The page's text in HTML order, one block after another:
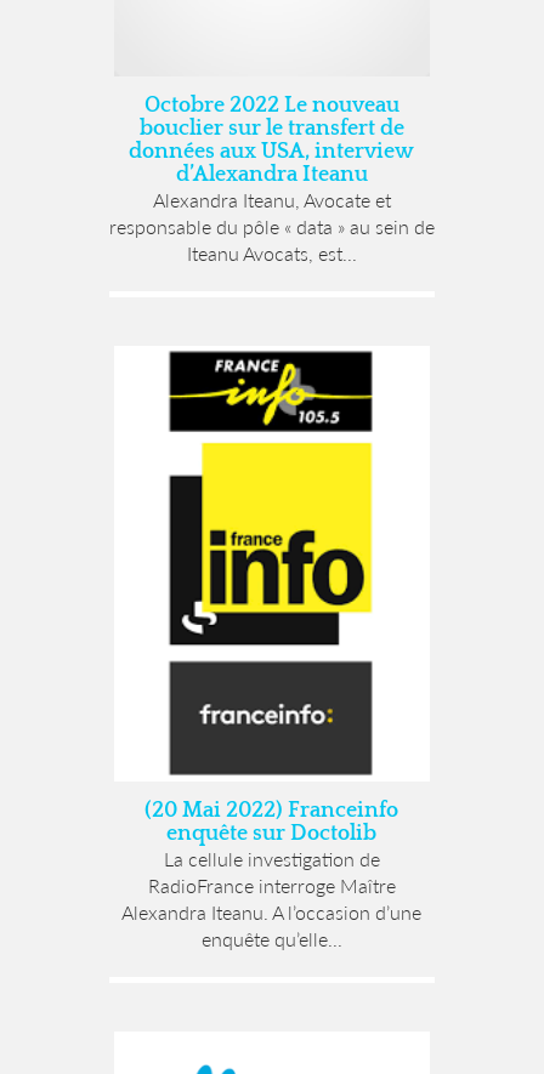
Octobre 2022 Le nouveau
bouclier sur le transfert de
données aux USA, interview
d’Alexandra Iteanu
Alexandra Iteanu, Avocate et
responsable du pôle « data » au sein de
Iteanu Avocats, est...
(20 Mai 2022) Franceinfo
enquête sur Doctolib
La cellule investigation de
RadioFrance interroge Maître
Alexandra Iteanu. A l’occasion d’une
enquête qu’elle...